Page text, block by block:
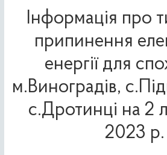
Інформація про
припинення
енергії для
м.Виноградів,
с.Дротинці на 2
2023 р.